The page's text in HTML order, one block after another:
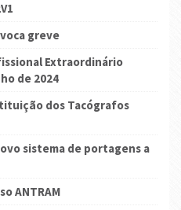
greve
Extraordinário
de 2024
dos Tacógrafos
sistema de portagens a
ANTRAM